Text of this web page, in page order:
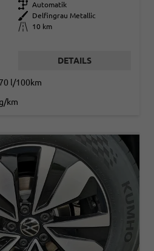
Getriebe Automatik
Außenfarbe
Delfingrau Metallic
Kilometerstand
10 km
DETAILS
l/100km
km